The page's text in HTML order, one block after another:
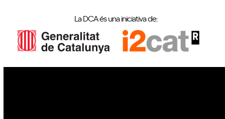
La DCA és una iniciativa de: